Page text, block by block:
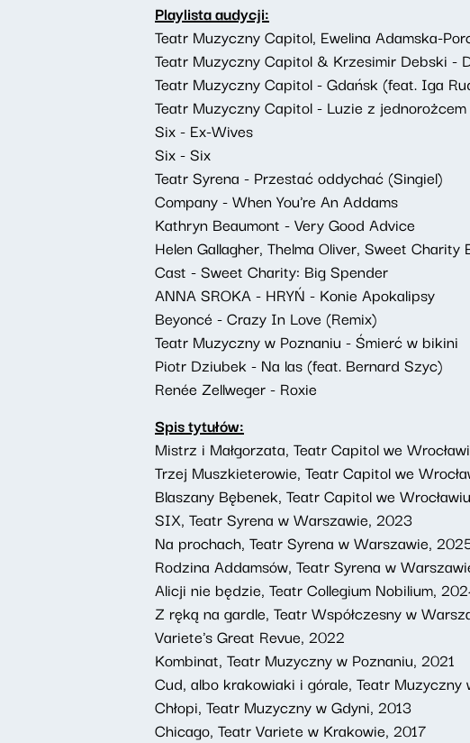
Playlista audycji:
Teatr Muzyczny Capitol, Ewelina Adamska-
Teatr Muzyczny Capitol & Krzesimir Debski -
Teatr Muzyczny Capitol - Gdańsk (feat. Iga
Teatr Muzyczny Capitol - Luzie z
Six - Ex-Wives
Six - Six
Teatr Syrena - Przestać oddychać (Singiel)
Company - When You're An Addams
Kathryn Beaumont - Very Good Advice
Helen Gallagher, Thelma Oliver, Sweet
Cast - Sweet Charity: Big Spender
ANNA SROKA - HRYŃ - Konie Apokalipsy
Beyoncé - Crazy In Love (Remix)
Teatr Muzyczny w Poznaniu - Śmierć w bikini
Piotr Dziubek - Na las (feat. Bernard Szyc)
Renée Zellweger - Roxie
Spis tytułów:
Mistrz i Małgorzata, Teatr Capitol we
Trzej Muszkieterowie, Teatr Capitol we
Blaszany Bębenek, Teatr Capitol we
SIX, Teatr Syrena w Warszawie, 2023
Na prochach, Teatr Syrena w Warszawie,
Rodzina Addamsów, Teatr Syrena w
Alicji nie będzie, Teatr Collegium Nobilium,
Z ręką na gardle, Teatr Współczesny w
Variete's Great Revue, 2022
Kombinat, Teatr Muzyczny w Poznaniu, 2021
Cud, albo krakowiaki i górale, Teatr Muzyczny
Chłopi, Teatr Muzyczny w Gdyni, 2013
Chicago, Teatr Variete w Krakowie, 2017